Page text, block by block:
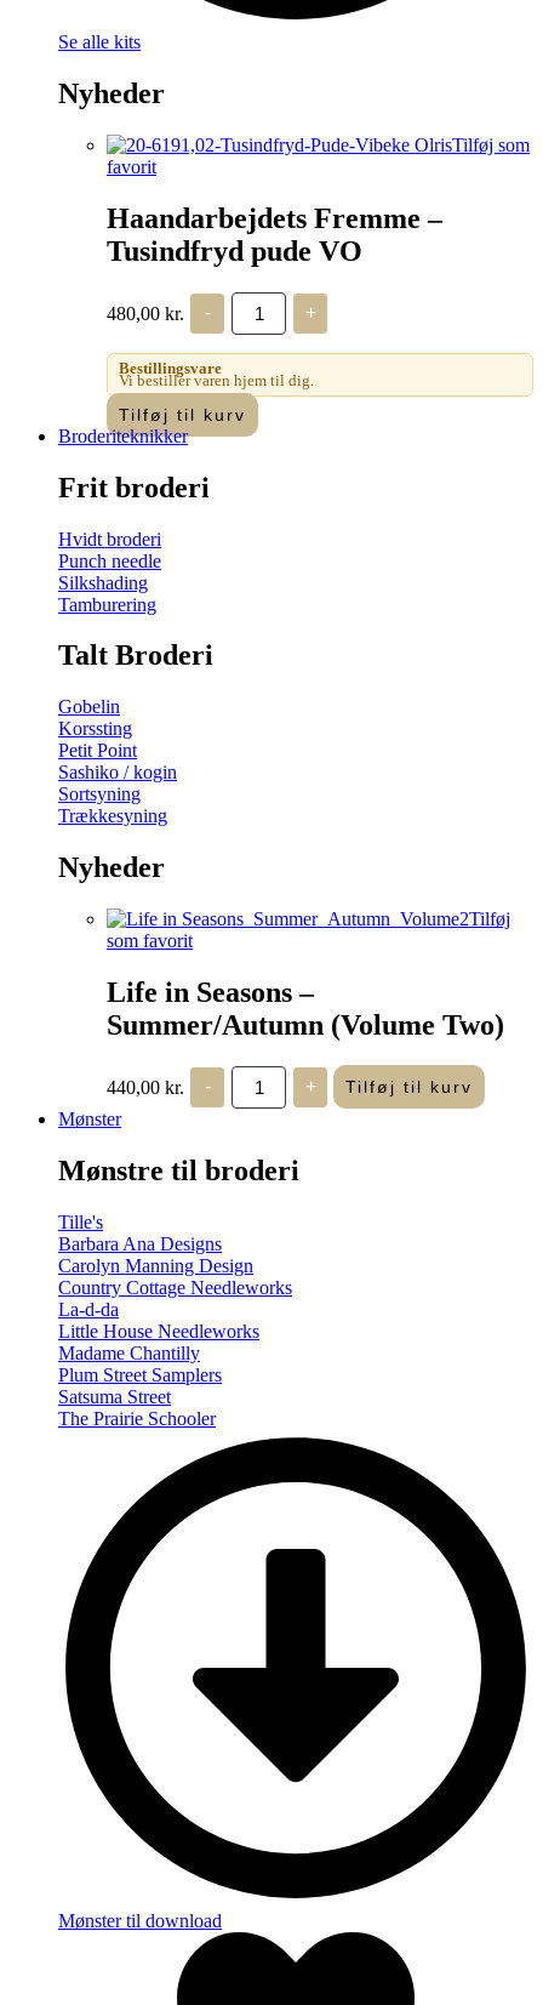
Se alle kits
Nyheder
Tilføj som
favorit
Haandarbejdets Fremme –
Tusindfryd pude VO
480,00 kr. -
Haandarbejdets
Fremme
-
Tusindfryd
pude
VO
antal
+
Bestillingsvare
Vi bestiller varen hjem til dig.
Tilføj til kurv
Broderiteknikker
Frit broderi
Hvidt broderi
Punch needle
Silkshading
Tamburering
Talt Broderi
Gobelin
Korssting
Petit Point
Sashiko / kogin
Sortsyning
Trækkesyning
Nyheder
Tilføj
som favorit
Life in Seasons –
Summer/Autumn (Volume Two)
440,00 kr. -
Life
Seasons
(Volume
+ Tilføj til kurv
Mønster
Mønstre til broderi
Tille's
Barbara Ana Designs
Carolyn Manning Design
Country Cottage Needleworks
La-d-da
Little House Needleworks
Madame Chantilly
Plum Street Samplers
Satsuma Street
The Prairie Schooler
Mønster til download